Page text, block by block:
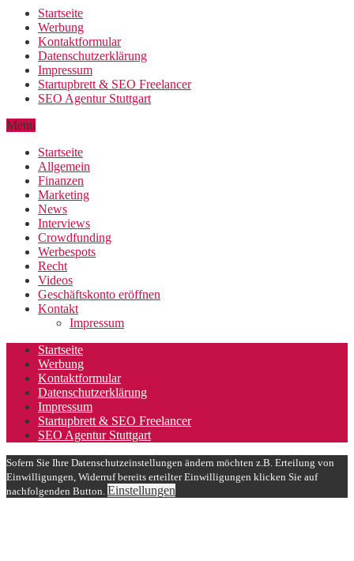
Startseite
Werbung
Kontaktformular
Datenschutzerklärung
Impressum
Startupbrett & SEO Freelancer
SEO Agentur Stuttgart
Menu
Startseite
Allgemein
Finanzen
Marketing
News
Interviews
Crowdfunding
Werbespots
Recht
Videos
Geschäftskonto eröffnen
Kontakt
Impressum
Startseite
Werbung
Kontaktformular
Datenschutzerklärung
Impressum
Startupbrett & SEO Freelancer
SEO Agentur Stuttgart
Sofern Sie Ihre Datenschutzeinstellungen ändern möchten z.B. Erteilung von
Einwilligungen, Widerruf bereits erteilter Einwilligungen klicken Sie auf
nachfolgenden Button. Einstellungen